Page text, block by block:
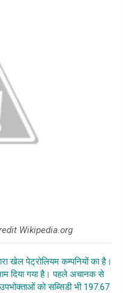
Wikipedia.org
खेल पेट्रोलियम कम्पनियों का है।
दिया गया है। पहले अचानक से
को सब्सिडी भी 197.67